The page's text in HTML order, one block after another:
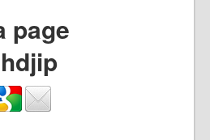
page